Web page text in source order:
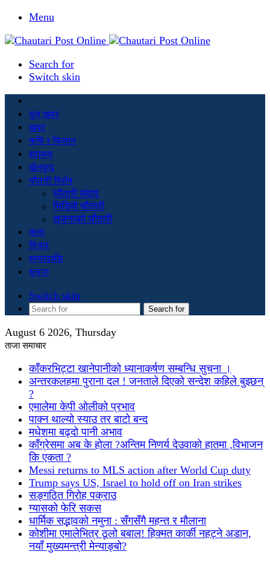
Menu
Search for
Switch skin
मूल खबर
खबर
कृषि र किसान
स्वास्थ्य
खेलकुद
चौतारी विशेष
चौतारी संवाद
भिडियो चौतारी
सृजनाको चौतारी
कला
विचार
सम्पादकीय
सुचना
Switch skin
Search for
August 6 2026, Thursday
ताजा समाचार
काँकरभिट्टा खानेपानीको ध्यानाकर्षण सम्बन्धि सुचना ।
अन्तरकलहमा पुराना दल ! जनताले दिएको सन्देश कहिले बुझ्छन्
?
एमालेमा केपी ओलीको प्रभाव
पाक्न थाल्यो स्याउ तर बाटो बन्द
मधेशमा बढ्दो पानी अभाव
काँग्रेसमा अब के होला ?अन्तिम निणर्य देउवाको हातमा ,विभाजन
कि एकता ?
Messi returns to MLS action after World Cup duty
Trump says US, Israel to hold off on Iran strikes
सङ्गठित गिरोह पक्राउ
ग्यासको फेरि सकस
धार्मिक सद्भावको नमुना : सँगसँगै महन्त र मौलाना
कोशीमा एमालेभित्र ठूलो बबाल! हिक्मत कार्की नहट्ने अडान,
नयाँ मुख्यमन्त्री मेन्याङ्बो?